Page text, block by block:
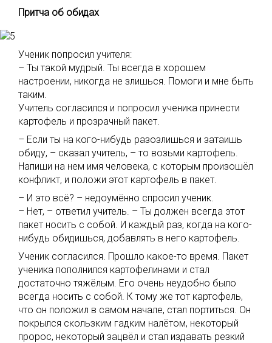
Притча об обидах
Ученик попросил учителя:
– Ты такой мудрый. Ты всегда в хорошем
настроении, никогда не злишься. Помоги и мне быть
таким.
Учитель согласился и попросил ученика принести
картофель и прозрачный пакет.
– Если ты на кого-нибудь разозлишься и затаишь
обиду, – сказал учитель, – то возьми картофель.
Напиши на нем имя человека, с которым произошёл
конфликт, и положи этот картофель в пакет.
– И это всё? – недоумённо спросил ученик.
– Нет, – ответил учитель. – Ты должен всегда этот
пакет носить с собой. И каждый раз, когда на кого-
нибудь обидишься, добавлять в него картофель.
Ученик согласился. Прошло какое-то время. Пакет
ученика пополнился картофелинами и стал
достаточно тяжёлым. Его очень неудобно было
всегда носить с собой. К тому же тот картофель,
что он положил в самом начале, стал портиться. Он
покрылся скользким гадким налётом, некоторый
пророс, некоторый зацвёл и стал издавать резкий